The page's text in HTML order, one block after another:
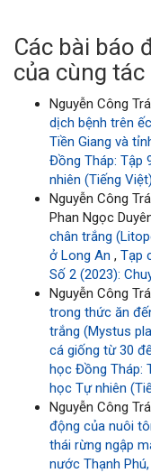
Các bài báo
của cùng tác
Nguyễn Công
dịch bệnh trên
Tiền Giang và
Đồng Tháp: Tập
nhiên (Tiếng Việt)
Nguyễn Công
Phan Ngọc
chân trắng
ở Long An , Tạp
Số 2 (2023):
Nguyễn Công
trong thức ăn
trắng (Mystus
cá giống từ 30
học Đồng Tháp:
học Tự nhiên
Nguyễn Công
động của nuôi
thái rừng ngập
nước Thạnh